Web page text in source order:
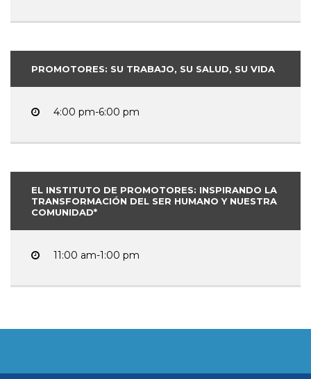
PROMOTORES: SU TRABAJO, SU SALUD, SU VIDA
4:00 pm-6:00 pm
EL INSTITUTO DE PROMOTORES: INSPIRANDO LA
TRANSFORMACIÓN DEL SER HUMANO Y NUESTRA
COMUNIDAD*
11:00 am-1:00 pm